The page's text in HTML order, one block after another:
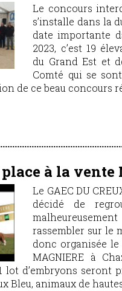
Le concours
s’installe dans la
date importante
2023, c’est 19
du Grand Est et
Comté qui se
de ce beau concours
à la vente
Le GAEC DU
décidé de
rassembler sur le
donc organisée le
MAGNIERE à
lot d’embryons seront
Bleu, animaux de hautes